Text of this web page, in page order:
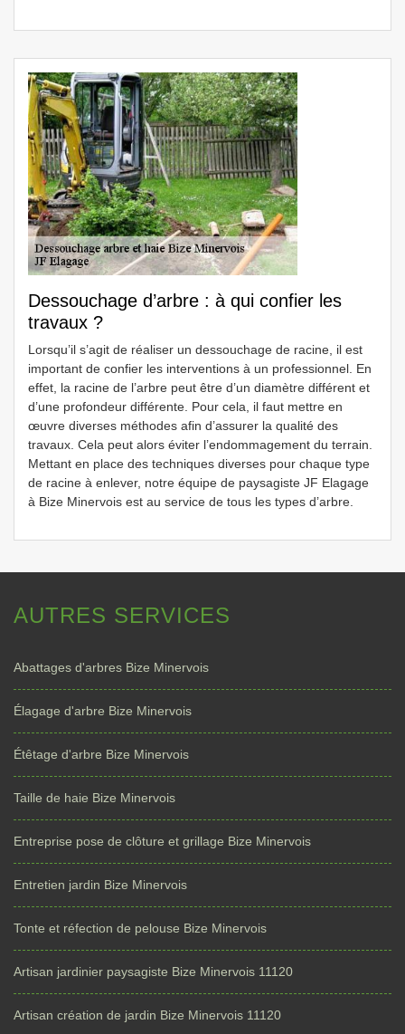
Dessouchage d’arbre : à qui confier les
travaux ?
Lorsqu’il s’agit de réaliser un dessouchage de racine, il est
important de confier les interventions à un professionnel. En
effet, la racine de l’arbre peut être d’un diamètre différent et
d’une profondeur différente. Pour cela, il faut mettre en
œuvre diverses méthodes afin d’assurer la qualité des
travaux. Cela peut alors éviter l’endommagement du terrain.
Mettant en place des techniques diverses pour chaque type
de racine à enlever, notre équipe de paysagiste JF Elagage
à Bize Minervois est au service de tous les types d’arbre.
AUTRES SERVICES
Abattages d'arbres Bize Minervois
Élagage d'arbre Bize Minervois
Étêtage d'arbre Bize Minervois
Taille de haie Bize Minervois
Entreprise pose de clôture et grillage Bize Minervois
Entretien jardin Bize Minervois
Tonte et réfection de pelouse Bize Minervois
Artisan jardinier paysagiste Bize Minervois 11120
Artisan création de jardin Bize Minervois 11120